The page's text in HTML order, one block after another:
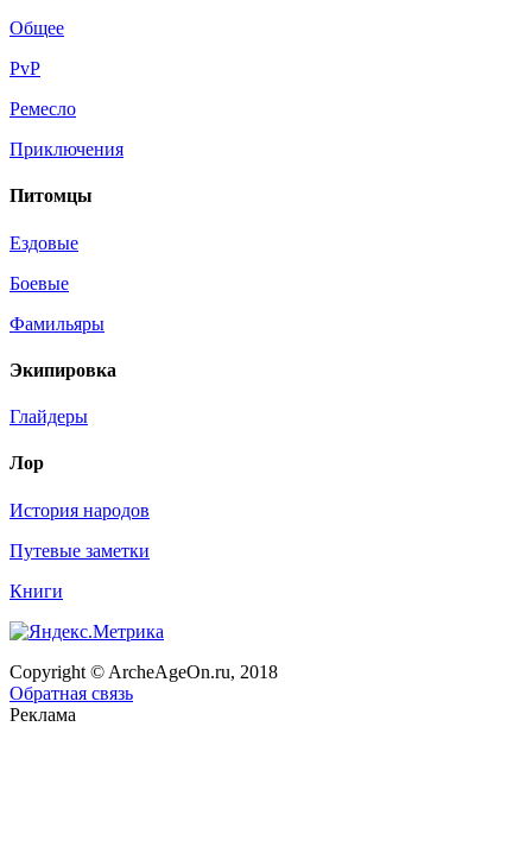
Общее
PvP
Ремесло
Приключения
Питомцы
Ездовые
Боевые
Фамильяры
Экипировка
Глайдеры
Лор
История народов
Путевые заметки
Книги
Copyright © ArcheAgeOn.ru, 2018
Обратная связь
Реклама